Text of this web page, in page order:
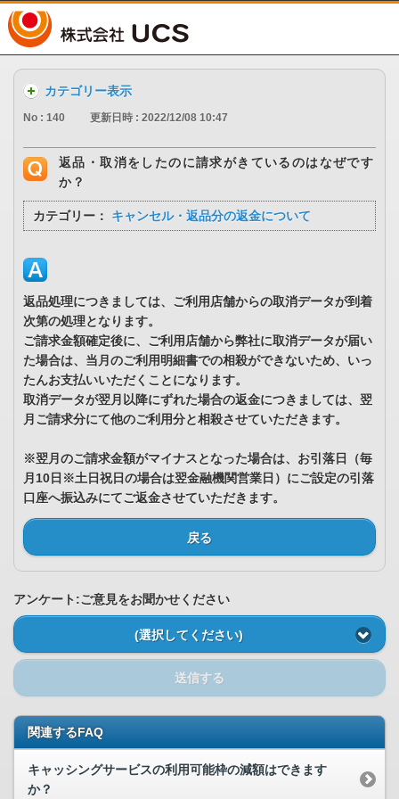
カテゴリー表示
No : 140 更新日時 : 2022/12/08 10:47
返品・取消をしたのに請求がきているのはなぜです
か？
カテゴリー： キャンセル・返品分の返金について
返品処理につきましては、ご利用店舗からの取消データが到着
次第の処理となります。
ご請求金額確定後に、ご利用店舗から弊社に取消データが届い
た場合は、当月のご利用明細書での相殺ができないため、いっ
たんお支払いいただくことになります。
取消データが翌月以降にずれた場合の返金につきましては、翌
月ご請求分にて他のご利用分と相殺させていただきます。
※翌月のご請求金額がマイナスとなった場合は、お引落日（毎
月10日※土日祝日の場合は翌金融機関営業日）にご設定の引落
口座へ振込みにてご返金させていただきます。
戻る
アンケート:ご意見をお聞かせください
(選択してください)
送信する
関連するFAQ
キャッシングサービスの利用可能枠の減額はできます
か？